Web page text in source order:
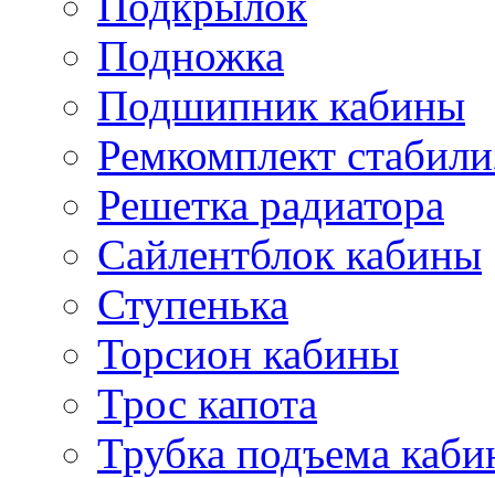
Подножка
Подшипник кабины
Ремкомплект
Решетка радиатора
Сайлентблок кабины
Ступенька
Торсион кабины
Трос капота
Трубка подъема